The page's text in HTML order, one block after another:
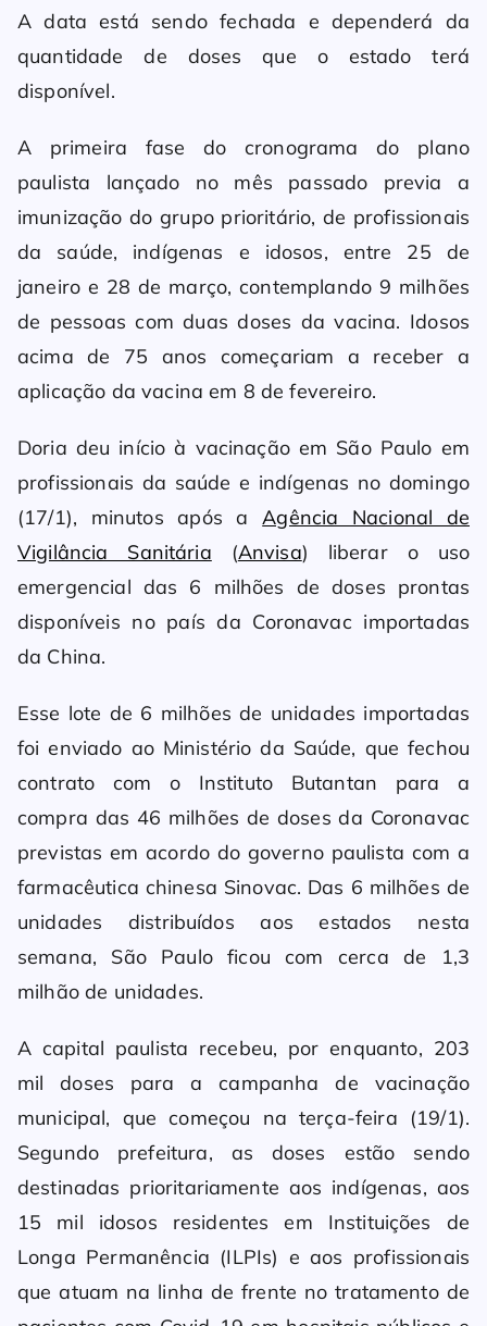
A data está sendo fechada e dependerá da
quantidade de doses que o estado terá
disponível.
A primeira fase do cronograma do plano
paulista lançado no mês passado previa a
imunização do grupo prioritário, de profissionais
da saúde, indígenas e idosos, entre 25 de
janeiro e 28 de março, contemplando 9 milhões
de pessoas com duas doses da vacina. Idosos
acima de 75 anos começariam a receber a
aplicação da vacina em 8 de fevereiro.
Doria deu início à vacinação em São Paulo em
profissionais da saúde e indígenas no domingo
(17/1), minutos após aAgência Nacional de
Vigilância Sanitária (Anvisa) liberar o uso
emergencial das 6 milhões de doses prontas
disponíveis no país da Coronavac importadas
da China.
Esse lote de 6 milhões de unidades importadas
foi enviado ao Ministério da Saúde, que fechou
contrato com o Instituto Butantan para a
compra das 46 milhões de doses da Coronavac
previstas em acordo do governo paulista com a
farmacêutica chinesa Sinovac. Das 6 milhões de
unidades distribuídos aos estados nesta
semana, São Paulo ficou com cerca de 1,3
milhão de unidades.
A capital paulista recebeu, por enquanto, 203
mil doses para a campanha de vacinação
municipal, que começou na terça-feira (19/1).
Segundo prefeitura, as doses estão sendo
destinadas prioritariamente aos indígenas, aos
15 mil idosos residentes em Instituições de
Longa Permanência (ILPIs) e aos profissionais
que atuam na linha de frente no tratamento de